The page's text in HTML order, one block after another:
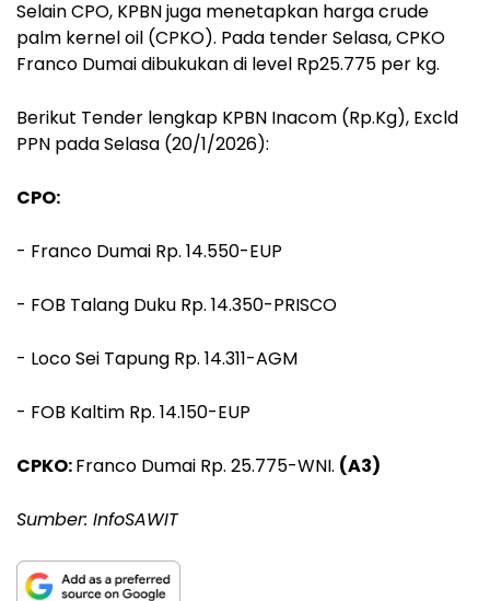
Selain CPO, KPBN juga menetapkan harga crude
palm kernel oil (CPKO). Pada tender Selasa, CPKO
Franco Dumai dibukukan di level Rp25.775 per kg.
Berikut Tender lengkap KPBN Inacom (Rp.Kg), Excld
PPN pada Selasa (20/1/2026):
CPO:
- Franco Dumai Rp. 14.550-EUP
- FOB Talang Duku Rp. 14.350-PRISCO
- Loco Sei Tapung Rp. 14.311-AGM
- FOB Kaltim Rp. 14.150-EUP
CPKO:Franco Dumai Rp. 25.775-WNI. (A3)
Sumber: InfoSAWIT